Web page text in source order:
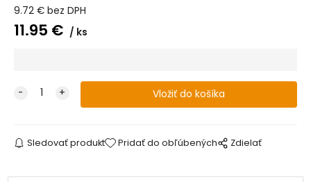
9.72€ bez DPH
11.95 € ks
Sledovať produkt Pridať do obľúbených Zdielať